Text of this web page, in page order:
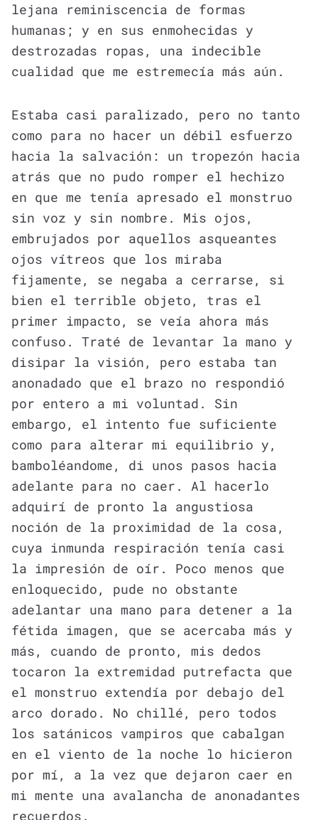
lejana reminiscencia de formas
humanas; y en sus enmohecidas y
destrozadas ropas, una indecible
cualidad que me estremecía más aún.
Estaba casi paralizado, pero no tanto
como para no hacer un débil esfuerzo
hacia la salvación: un tropezón hacia
atrás que no pudo romper el hechizo
en que me tenía apresado el monstruo
sin voz y sin nombre. Mis ojos,
embrujados por aquellos asqueantes
ojos vítreos que los miraba
fijamente, se negaba a cerrarse, si
bien el terrible objeto, tras el
primer impacto, se veía ahora más
confuso. Traté de levantar la mano y
disipar la visión, pero estaba tan
anonadado que el brazo no respondió
por entero a mi voluntad. Sin
embargo, el intento fue suficiente
como para alterar mi equilibrio y,
bamboléandome, di unos pasos hacia
adelante para no caer. Al hacerlo
adquirí de pronto la angustiosa
noción de la proximidad de la cosa,
cuya inmunda respiración tenía casi
la impresión de oír. Poco menos que
enloquecido, pude no obstante
adelantar una mano para detener a la
fétida imagen, que se acercaba más y
más, cuando de pronto, mis dedos
tocaron la extremidad putrefacta que
el monstruo extendía por debajo del
arco dorado. No chillé, pero todos
los satánicos vampiros que cabalgan
en el viento de la noche lo hicieron
por mí, a la vez que dejaron caer en
mi mente una avalancha de anonadantes
recuerdos.